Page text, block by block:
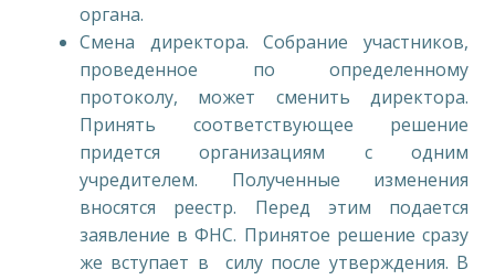
органа.
Смена директора. Собрание участников,
проведенное по определенному
протоколу, может сменить директора.
Принять соответствующее решение
придется организациям с одним
учредителем. Полученные изменения
вносятся реестр. Перед этим подается
заявление в ФНС. Принятое решение сразу
же вступает в силу после утверждения. В